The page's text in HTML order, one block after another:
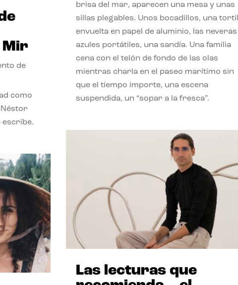
Mir
de
como
escribe.
brisa del mar, aparecen una mesa y unas
sillas plegables. Unos bocadillos, una
envuelta en papel de aluminio, las neveras
azules portátiles, una sandía. Una familia
cena con el telón de fondo de las olas
mientras charla en el paseo marítimo sin
que el tiempo importe, una escena
suspendida, un “sopar a la fresca”.
Las lecturas que